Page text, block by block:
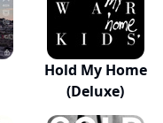
Hold My Home
(Deluxe)